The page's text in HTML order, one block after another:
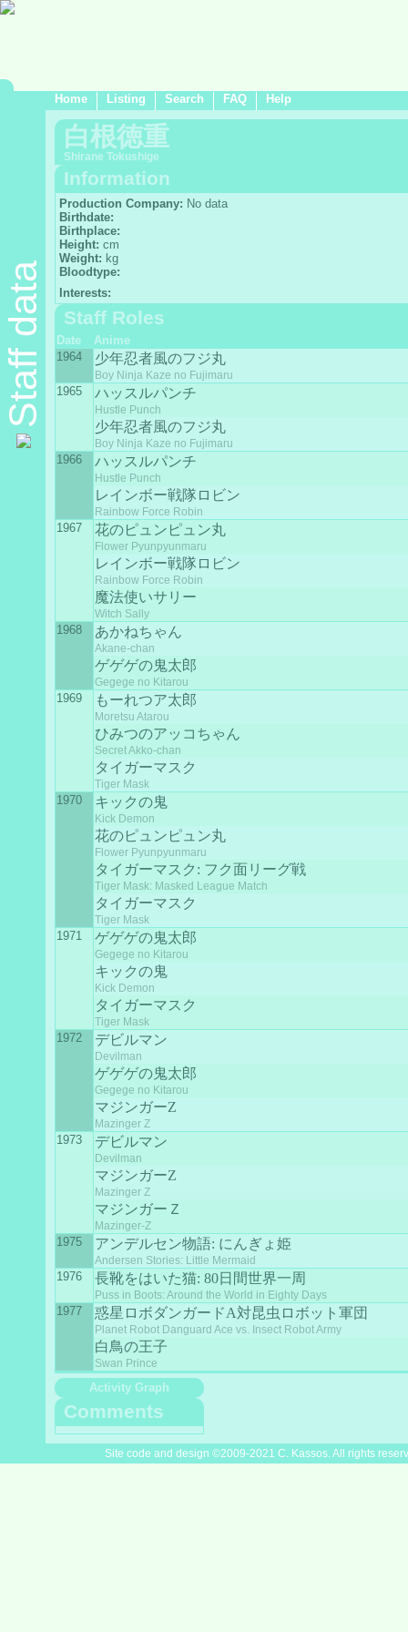
Home Listing Search FAQ Help
Staff data
白根徳重
Shirane Tokushige
Information
Production Company: No data
Birthdate:
Birthplace:
Height: cm
Weight: kg
Bloodtype:
Interests:
Staff Roles
Date
Anime
1964
少年忍者風のフジ丸
Boy Ninja Kaze no Fujimaru
1965 ハッスルパンチ
Hustle Punch
少年忍者風のフジ丸
Boy Ninja Kaze no Fujimaru
1966 ハッスルパンチ
Hustle Punch
レインボー戦隊ロビン
Rainbow Force Robin
1967 花のピュンピュン丸
Flower Pyunpyunmaru
レインボー戦隊ロビン
Rainbow Force Robin
魔法使いサリー
Witch Sally
1968 あかねちゃん
Akane-chan
ゲゲゲの鬼太郎
Gegege no Kitarou
1969 もーれつア太郎
Moretsu Atarou
ひみつのアッコちゃん
Secret Akko-chan
タイガーマスク
Tiger Mask
1970 キックの鬼
Kick Demon
花のピュンピュン丸
Flower Pyunpyunmaru
タイガーマスク: フク面リーグ戦
Tiger Mask: Masked League Match
タイガーマスク
Tiger Mask
1971 ゲゲゲの鬼太郎
Gegege no Kitarou
キックの鬼
Kick Demon
タイガーマスク
Tiger Mask
1972 デビルマン
Devilman
ゲゲゲの鬼太郎
Gegege no Kitarou
マジンガーZ
Mazinger Z
1973 デビルマン
Devilman
マジンガーZ
Mazinger Z
マジンガーＺ
Mazinger-Z
1975 アンデルセン物語: にんぎょ姫
Andersen Stories: Little Mermaid
1976 長靴をはいた猫: 80日間世界一周
Puss in Boots: Around the World in Eighty Days
1977 惑星ロボダンガードA対昆虫ロボット軍団
Planet Robot Danguard Ace vs. Insect Robot Army
白鳥の王子
Swan Prince
Activity Graph
Comments
Site code and design ©2009-2021 C. Kassos. All rights